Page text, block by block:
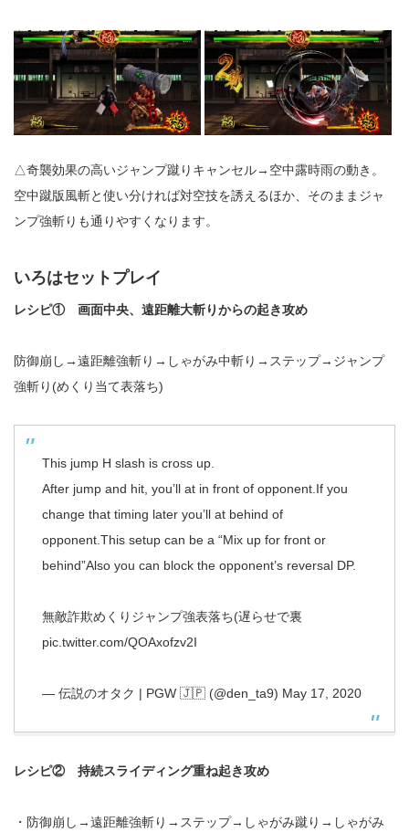
△奇襲効果の高いジャンプ蹴りキャンセル→空中露時雨の動き。
空中蹴版風斬と使い分ければ対空技を誘えるほか、そのままジャ
ンプ強斬りも通りやすくなります。
いろはセットプレイ
レシピ① 画面中央、遠距離大斬りからの起き攻め
防御崩し→遠距離強斬り→しゃがみ中斬り→ステップ→ジャンプ
強斬り(めくり当て表落ち)
This jump H slash is cross up.
After jump and hit, you’ll at in front of opponent.If you
change that timing later you’ll at behind of
opponent.This setup can be a “Mix up for front or
behind”Also you can block the opponent’s reversal DP.
無敵詐欺めくりジャンプ強表落ち(遅らせで裏
pic.twitter.com/QOAxofzv2I
— 伝説のオタク | PGW 🇯🇵 (@den_ta9) May 17, 2020
レシピ② 持続スライディング重ね起き攻め
・防御崩し→遠距離強斬り→ステップ→しゃがみ蹴り→しゃがみ